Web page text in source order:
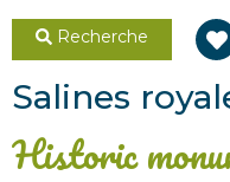
Recherche
Salines
Historic